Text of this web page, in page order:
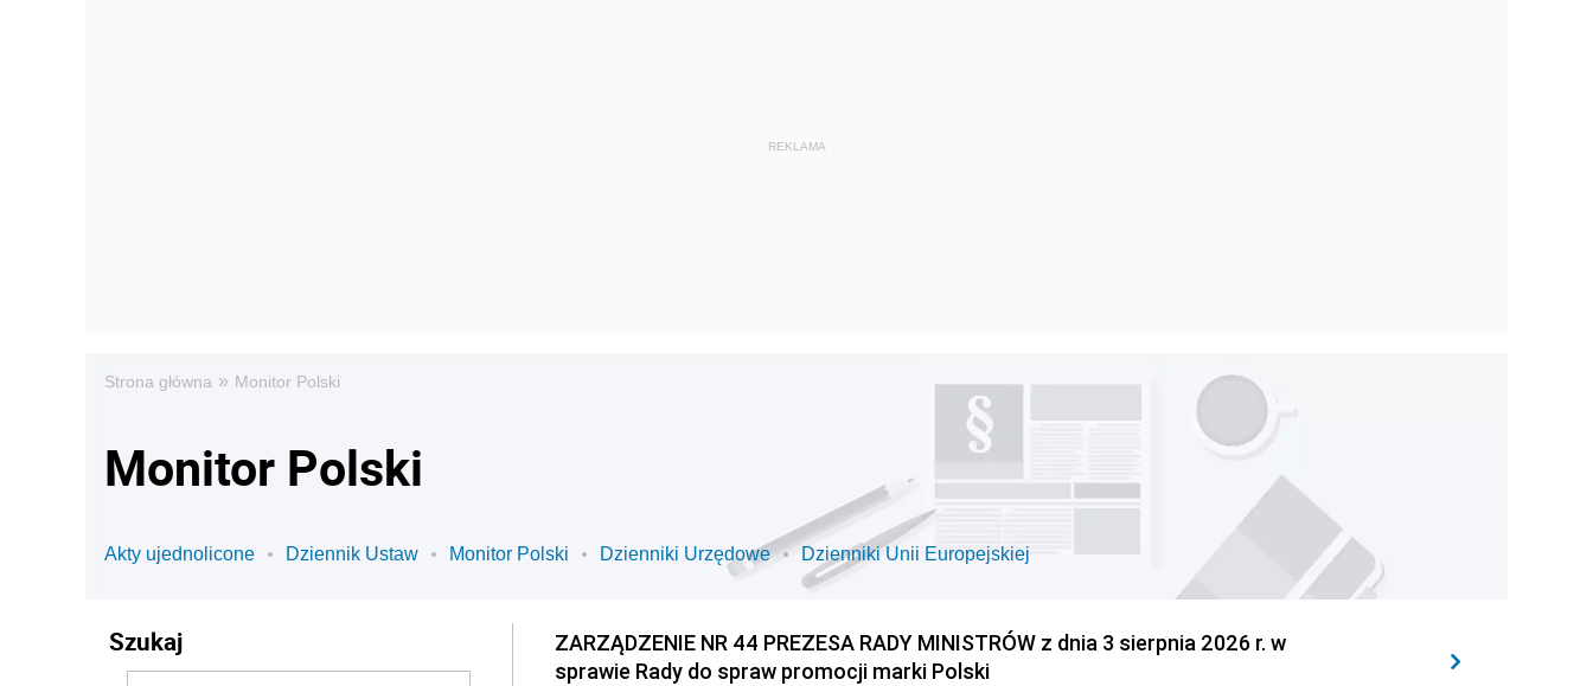
Strona główna » Monitor Polski
Monitor Polski
Akty ujednolicone Dziennik Ustaw Monitor Polski Dzienniki Urzędowe Dzienniki Unii Europejskiej
Szukaj
ZARZĄDZENIE NR 44 PREZESA RADY MINISTRÓW z dnia 3 sierpnia 2026 r. w
sprawie Rady do spraw promocji marki Polski